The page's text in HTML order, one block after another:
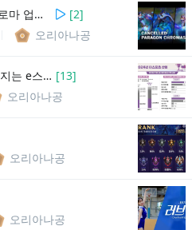
2025 신화창조자 성소크로마 업뎃취소 및 소방수 트타 한정판매 [2]
오리아나공
‘T1도 적자라니…’ 몸집 커지는 e스포츠 산업, 수익 개선은 요원 [13]
오리아나공
오리아나공
오리아나공